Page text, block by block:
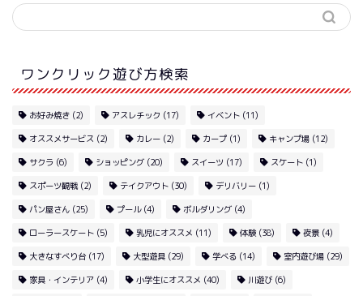
ワンクリック遊び方検索
お好み焼き (2) アスレチック (17) イベント (11)
オススメサービス (2) カレー (2) カープ (1) キャンプ場 (12)
サクラ (6) ショッピング (20) スイーツ (17) スケート (1)
スポーツ観戦(2) テイクアウト (30) デリバリー (1)
パン屋さん (25) プール(4) ボルダリング (4)
ローラースケート (5) 乳児にオススメ (11) 体験 (38) 夜景 (4)
大きなすべり台 (17) 大型遊具 (29) 学べる (14) 室内遊び場 (29)
家具・インテリア (4) 小学生にオススメ (40) 川遊び (6)